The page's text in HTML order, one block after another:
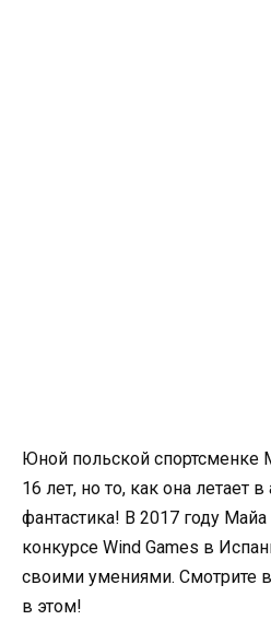
Юной польской спортсменке
16 лет, но то, как она летает
фантастика! В 2017 году Майа
конкурсе Wind Games в
своими умениями. Смотрите
в этом!